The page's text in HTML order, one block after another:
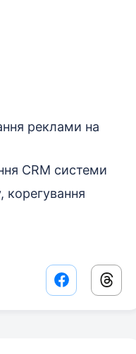
реклами на
СRM системи
корегування
Facebook